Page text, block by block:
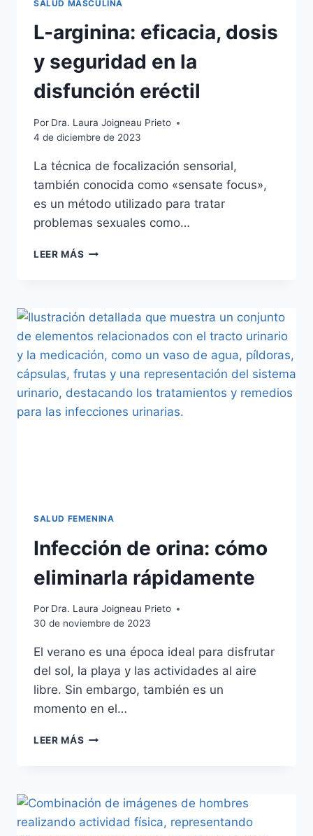
SALUD MASCULINA
L-arginina: eficacia, dosis
y seguridad en la
disfunción eréctil
Por Dra. Laura Joigneau Prieto
4 de diciembre de 2023
La técnica de focalización sensorial,
también conocida como «sensate focus»,
es un método utilizado para tratar
problemas sexuales como…
LEER MÁS
SALUD FEMENINA
Infección de orina: cómo
eliminarla rápidamente
Por Dra. Laura Joigneau Prieto
30 de noviembre de 2023
El verano es una época ideal para disfrutar
del sol, la playa y las actividades al aire
libre. Sin embargo, también es un
momento en el…
LEER MÁS